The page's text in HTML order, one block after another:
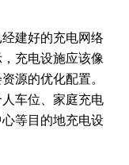
建好的充电网络
充电设施应该像
源的优化配置。
车位、家庭充电
等目的地充电设